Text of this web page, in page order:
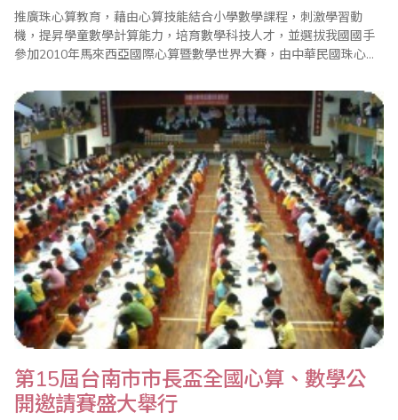
推廣珠心算教育，藉由心算技能結合小學數學課程，刺激學習動
機，提昇學童數學計算能力，培育數學科技人才，並選拔我國國手
參加2010年馬來西亞國際心算暨數學世界大賽，由中華民國珠心算
國心算暨數學公開邀請賽』於2010年5月16日（星期日）假台北縣
板橋市重慶國中隆重舉行。 本屆比賽分心算與數學項目，計有來自
全國各地之國民中、小學及幼稚園共4..
第15屆台南市市長盃全國心算、數學公
開邀請賽盛大舉行